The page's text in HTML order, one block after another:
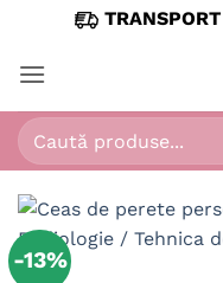
content
Caută
după:
-13%